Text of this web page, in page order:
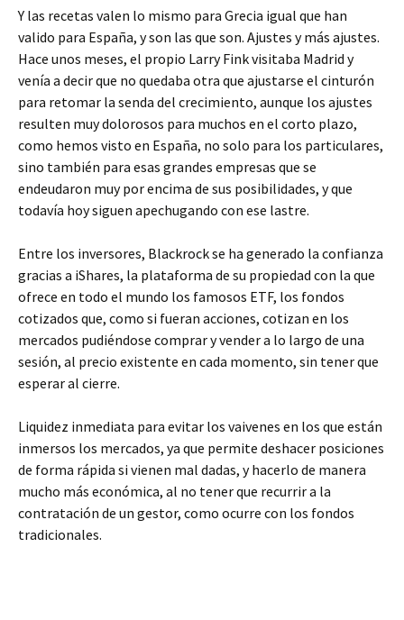
Y las recetas valen lo mismo para Grecia igual que han
valido para España, y son las que son. Ajustes y más ajustes.
Hace unos meses, el propio Larry Fink visitaba Madrid y
venía a decir que no quedaba otra que ajustarse el cinturón
para retomar la senda del crecimiento, aunque los ajustes
resulten muy dolorosos para muchos en el corto plazo,
como hemos visto en España, no solo para los particulares,
sino también para esas grandes empresas que se
endeudaron muy por encima de sus posibilidades, y que
todavía hoy siguen apechugando con ese lastre.
Entre los inversores, Blackrock se ha generado la confianza
gracias a iShares, la plataforma de su propiedad con la que
ofrece en todo el mundo los famosos ETF, los fondos
cotizados que, como si fueran acciones, cotizan en los
mercados pudiéndose comprar y vender a lo largo de una
sesión, al precio existente en cada momento, sin tener que
esperar al cierre.
Liquidez inmediata para evitar los vaivenes en los que están
inmersos los mercados, ya que permite deshacer posiciones
de forma rápida si vienen mal dadas, y hacerlo de manera
mucho más económica, al no tener que recurrir a la
contratación de un gestor, como ocurre con los fondos
tradicionales.